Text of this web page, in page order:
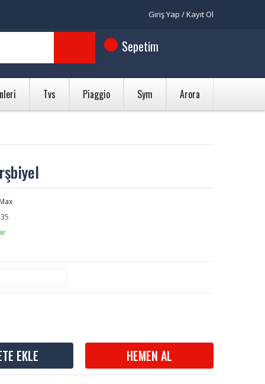
Giriş Yap / Kayıt Ol
Sepetim
Tvs Piaggio Sym Arora
EKLE HEMEN AL